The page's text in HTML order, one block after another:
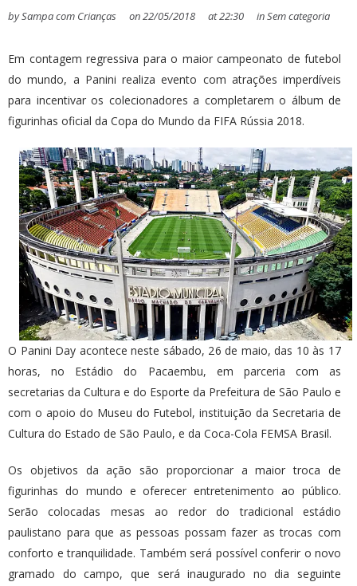
bySampa com Crianças on22/05/2018 at22:30 inSem categoria
Em contagem regressiva para o maior campeonato de futebol
do mundo, a Panini realiza evento com atrações imperdíveis
para incentivar os colecionadores a completarem o álbum de
figurinhas oficial da Copa do Mundo da FIFA Rússia 2018.
O Panini Day acontece neste sábado, 26 de maio, das 10 às 17
horas, no Estádio do Pacaembu, em parceria com as
secretarias da Cultura e do Esporte da Prefeitura de São Paulo e
com o apoio do Museu do Futebol, instituição da Secretaria de
Cultura do Estado de São Paulo, e da Coca-Cola FEMSA Brasil.
Os objetivos da ação são proporcionar a maior troca de
figurinhas do mundo e oferecer entretenimento ao público.
Serão colocadas mesas ao redor do tradicional estádio
paulistano para que as pessoas possam fazer as trocas com
conforto e tranquilidade. Também será possível conferir o novo
gramado do campo, que será inaugurado no dia seguinte